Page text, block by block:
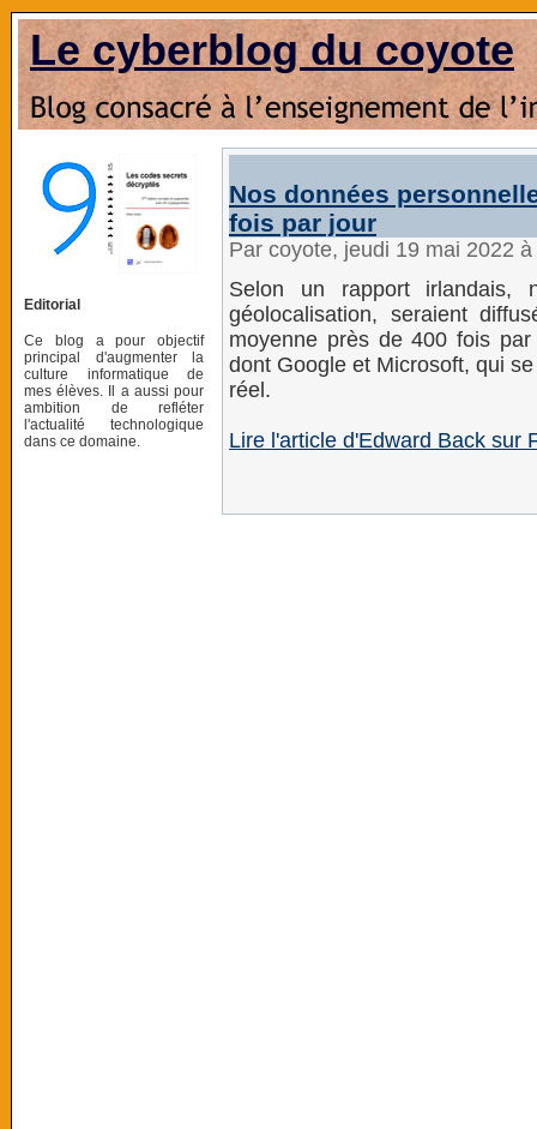
Le cyberblog du coyote
Editorial
Ce blog a pour objectif
principal d'augmenter la
culture informatique de
mes élèves. Il a aussi pour
ambition de refléter
l'actualité technologique
dans ce domaine.
Nos données
fois par jour
Par coyote, jeudi 19 mai 2022
Selon un rapport irlandais,
géolocalisation, seraient
moyenne près de 400 fois
dont Google et Microsoft, qui
réel.
Lire l'article d'Edward Back sur